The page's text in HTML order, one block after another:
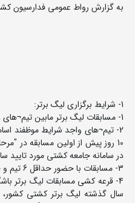
به گزارش رواط عمومی فدارسیون کشتی، متن
1- شرایط برگزاری لیگ برتر:
1- مسابقات لیگ برتر مابین تیم¬های واجد شرایط که از طریق فدراسیون کشتی و بر اساس آیین نامه سازمان لیگ تعیین می¬گردد، برگزار می شود.
2- تیم¬های واجد شرایط موظفند
10 روز پیش از اولین مسابقه در
در سامانه جامعه کشتی مورد تایید
3- مسابقات با حضور حداقل 6 تیم و حد اکثر 10 تیم در هر رشته برگزار می شود.
سال گذشته لیگ برتر کشتی کشور،